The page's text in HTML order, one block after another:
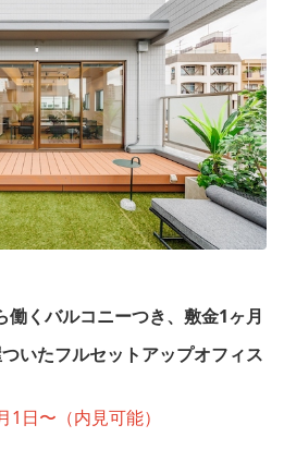
働くバルコニーつき、敷金1ヶ月
いたフルセットアップオフィス
1日〜（内見可能）